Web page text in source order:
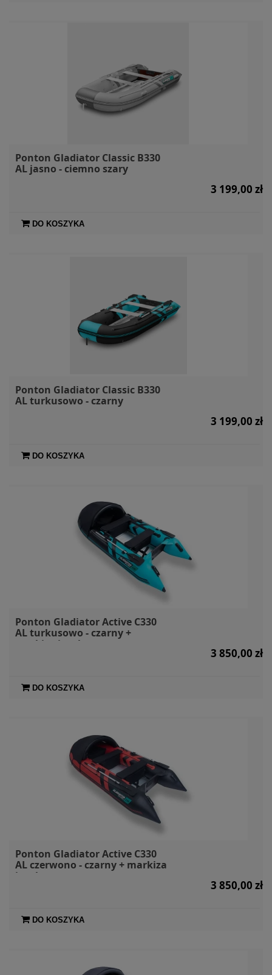
Ponton Gladiator Classic B330
AL jasno - ciemno szary
3 199,00 zł
DO KOSZYKA
Ponton Gladiator Classic B330
AL turkusowo - czarny
3 199,00 zł
DO KOSZYKA
Ponton Gladiator Active C330
AL turkusowo - czarny +
markiza i torby
3 850,00 zł
DO KOSZYKA
Ponton Gladiator Active C330
AL czerwono - czarny + markiza
i torby
3 850,00 zł
DO KOSZYKA